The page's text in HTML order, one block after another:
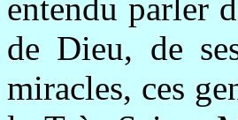
entendu parler
de Dieu, de
miracles, ces